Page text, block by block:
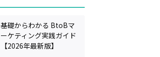
基礎からわかる BtoBマ
ーケティング実践ガイド
【2026年最新版】